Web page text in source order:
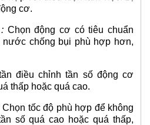
cơ.
Chọn động cơ có tiêu chuẩn
nước chống bụi phù hợp hơn,
điều chỉnh tần số động cơ
thấp hoặc quá cao.
Chọn tốc độ phù hợp để không
số quá cao hoặc quá thấp,